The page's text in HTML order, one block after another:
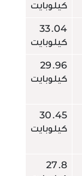
كيلوبايت
33.04
كيلوبايت
29.96
كيلوبايت
30.45
كيلوبايت
27.8